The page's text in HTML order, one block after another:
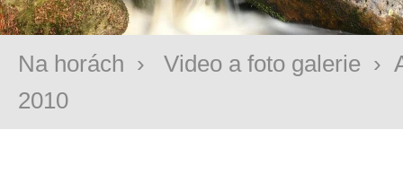
Na horách › Video a foto galerie ›
2010